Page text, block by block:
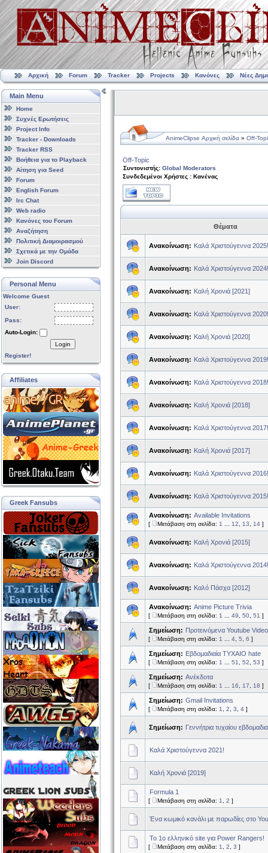
Αρχική Forum Tracker Projects Κανόνες Νέες
Main Menu
Home
Συχνές Ερωτήσεις
Project Info
Tracker - Downloads
Tracker RSS
Βοήθεια για το Playback
Αίτηση για Seed
Forum
English Forum
Irc Chat
Web radio
Κανόνες του Forum
Αναζήτηση
Πολιτική Διαμοιρασμού
Σχετικά με την Ομάδα
Join Discord
Personal Menu
Welcome Guest
User:
Pass:
Auto-Login:
Login
Register!
Affiliates
Greek Fansubs
AnimeClipse Αρχική σελίδα » Off-
Off-Topic
Συντονιστής: Global Moderators
Συνδεδεμένοι Χρήστες : Κανένας
Θέματα
Ανακοίνωση: Καλά Χριστούγεννα 2025!
Ανακοίνωση: Καλά Χριστούγεννα 2024!
Ανακοίνωση: Καλή Χρονιά [2021]
Ανακοίνωση: Καλά Χριστούγεννα 2020!
Ανακοίνωση: Καλή Χρονιά [2020]
Ανακοίνωση: Καλά Χριστούγεννα 2019!
Ανακοίνωση: Καλά Χριστούγεννα 2018!
Ανακοίνωση: Καλή Χρονιά [2018]
Ανακοίνωση: Καλά Χριστούγεννα 2017!
Ανακοίνωση: Καλή Χρονιά [2017]
Ανακοίνωση: Καλά Χριστούγεννα 2016!
Ανακοίνωση: Καλά Χριστούγεννα 2015!
Ανακοίνωση: Available Invitations
[ Μετάβαση στη σελίδα: 1 12 13 14 ]
Ανακοίνωση: Καλή Χρονιά [2015]
Ανακοίνωση: Καλά Χριστούγεννα 2014!
Ανακοίνωση: Καλό Πάσχα [2012]
Ανακοίνωση: Anime Picture Trivia
[ Μετάβαση στη σελίδα: 1 49 50 51 ]
Σημείωση: Προτεινόμενα Youtube
[ Μετάβαση στη σελίδα: 1 4 5 6 ]
Σημείωση: Εβδομαδιαία ΤΥΧΑΙΟ hate
[ Μετάβαση στη σελίδα: 1 51 52 53 ]
Σημείωση: Ανέκδοτα
[ Μετάβαση στη σελίδα: 1 16 17 18 ]
Σημείωση: Gmail Invitations
[ Μετάβαση στη σελίδα: 1 2 3 4 ]
Σημείωση: Γεννήτρια τυχαίου
Καλά Χριστούγεννα 2021!
Καλή Χρονιά [2019]
Formula 1
[ Μετάβαση στη σελίδα: 1 2 ]
Ένα κωμικό κανάλι με παρωδίες στο
To 1o ελληνικό site για Power Rangers!
[ Μετάβαση στη σελίδα: 1 2 3 ]